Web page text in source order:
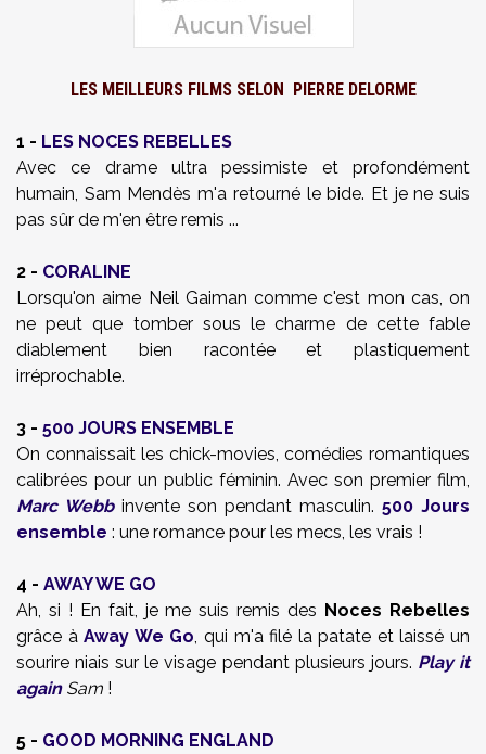
LES MEILLEURS FILMS SELON PIERRE DELORME
1 - LES NOCES REBELLES
Avec ce drame ultra pessimiste et profondément
humain, Sam Mendès m'a retourné le bide. Et je ne suis
pas sûr de m'en être remis ...
2 - CORALINE
Lorsqu'on aime Neil Gaiman comme c'est mon cas, on
ne peut que tomber sous le charme de cette fable
diablement bien racontée et plastiquement
irréprochable.
3 - 500 JOURS ENSEMBLE
On connaissait les chick-movies, comédies romantiques
calibrées pour un public féminin. Avec son premier film,
Marc Webbinvente son pendant masculin. 500 Jours
ensemble : une romance pour les mecs, les vrais !
4 - AWAY WE GO
Ah, si ! En fait, je me suis remis des Noces Rebelles
grâce àAway We Go, qui m'a filé la patate et laissé un
sourire niais sur le visage pendant plusieurs jours. Play it
againSam !
5 - GOOD MORNING ENGLAND